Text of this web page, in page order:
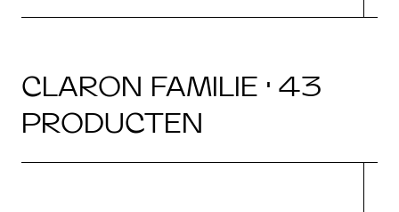
CLARON FAMILIE · 43
PRODUCTEN